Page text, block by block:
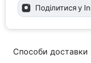
Поділитися у
Способи доставки